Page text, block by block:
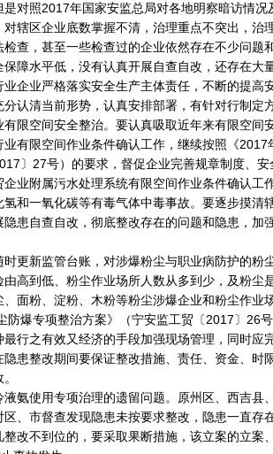
对照2017年国家安监总局对各地明察暗访情
辖区企业底数掌握不清，治理重点不突出，治
查，甚至一些检查过的企业依然存在不少问题
障水平低，没有认真开展自查自改，还存在大
企业严格落实安全生产主体责任，不断的提高
认清当前形势，认真安排部署，有针对行制定
空间安全整治。要认真吸取近年来有限空间
有限空间作业条件确认工作，继续按照《
〕27号）的要求，督促企业完善规章制度、
业附属污水处理系统有限空间作业条件确认工
和一氧化碳等有毒气体中毒事故。要逐步摸清
患自查自改，彻底整改存在的问题和隐患，加
新监管台账，对涉爆粉尘与职业病防护的粉
高到低、粉尘作业场所人数从多到少，及粉尘
面粉、淀粉、木粉等粉尘涉爆企业和粉尘作业
防爆专项整治方案》（宁安监工贸〔2017〕26
行之有效又经济的手段加强现场管理，同时应
患整改期间要保证整改措施、责任、资金、时
使用专项治理的遗留问题。原州区、西吉县
、市督查发现隐患未按要求整改，隐患一直存
改不到位的，要采取果断措施，该立案的立案